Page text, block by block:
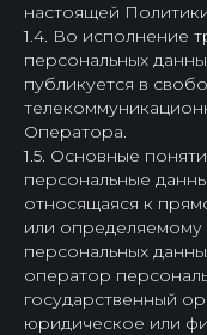
настоящей
1.4. Во исполнение
персональных
публикуется в
Оператора.
1.5. Основные
персональные
относящаяся к
или определяемому
персональных
оператор
государственный
юридическое или